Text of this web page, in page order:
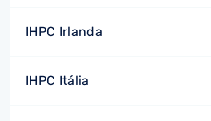
IHPC Irlanda
IHPC Itália